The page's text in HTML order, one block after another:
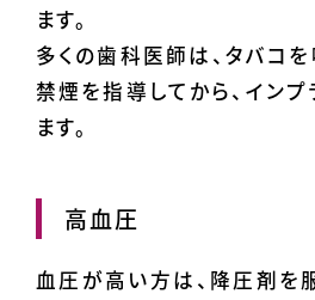
ます。
多くの歯科医師は、タバコ
禁煙を指導してから、イン
ます。
高血圧
血圧が高い方は、降圧剤を